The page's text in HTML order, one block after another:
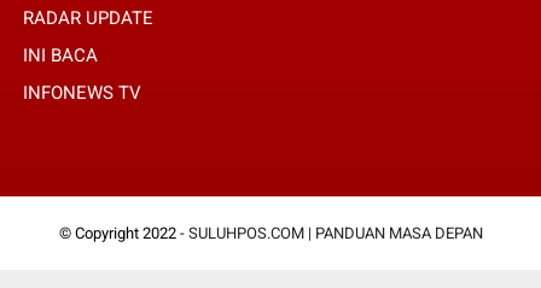
RADAR UPDATE
INI BACA
INFONEWS TV
© Copyright 2022 - SULUHPOS.COM | PANDUAN MASA DEPAN